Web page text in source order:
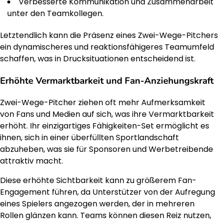
unter den Teamkollegen.
Letztendlich kann die Präsenz eines Zwei-Wege-Pitchers
ein dynamischeres und reaktionsfähigeres Teamumfeld
schaffen, was in Drucksituationen entscheidend ist.
Erhöhte Vermarktbarkeit und Fan-Anziehungskraft
Zwei-Wege-Pitcher ziehen oft mehr Aufmerksamkeit
von Fans und Medien auf sich, was ihre Vermarktbarkeit
erhöht. Ihr einzigartiges Fähigkeiten-Set ermöglicht es
ihnen, sich in einer überfüllten Sportlandschaft
abzuheben, was sie für Sponsoren und Werbetreibende
attraktiv macht.
Diese erhöhte Sichtbarkeit kann zu größerem Fan-
Engagement führen, da Unterstützer von der Aufregung
eines Spielers angezogen werden, der in mehreren
Rollen glänzen kann. Teams können diesen Reiz nutzen,